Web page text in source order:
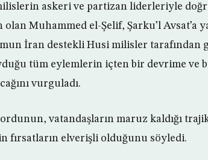
askeri ve partizan liderleriyle
Muhammed el-Şelif, Şarku’l Avsat’a
İran destekli Husi milisler
tüm eylemlerin içten bir devrime ve
vurguladı.
vatandaşların maruz kaldığı
fırsatların elverişli olduğunu söyledi.